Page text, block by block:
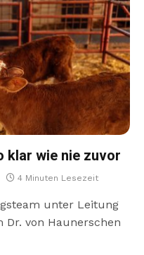
klar wie nie zuvor
4 Minuten Lesezeit
unter Leitung
Dr. von Haunerschen